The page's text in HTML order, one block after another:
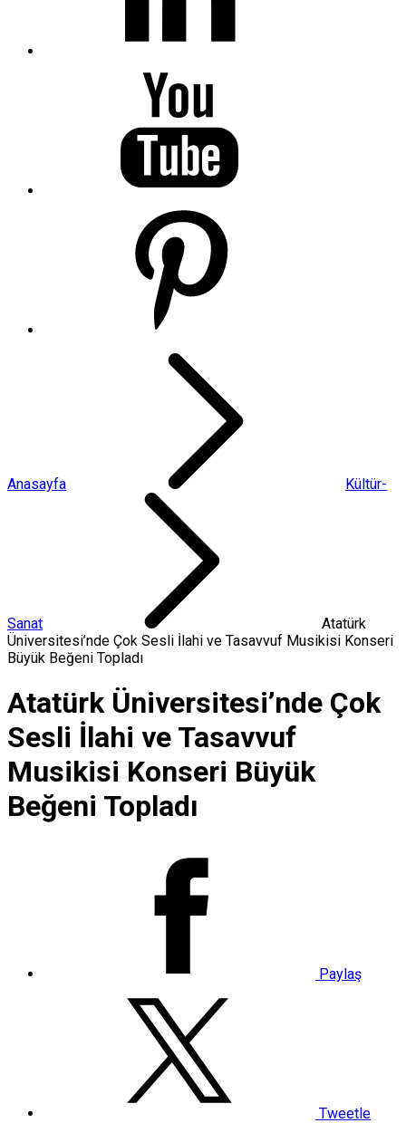
Anasayfa Kültür-
Sanat
Atatürk
Üniversitesi’nde Çok Sesli İlahi ve Tasavvuf Musikisi Konseri
Büyük Beğeni Topladı
Atatürk Üniversitesi’nde Çok
Sesli İlahi ve Tasavvuf
Musikisi Konseri Büyük
Beğeni Topladı
Paylaş
Tweetle